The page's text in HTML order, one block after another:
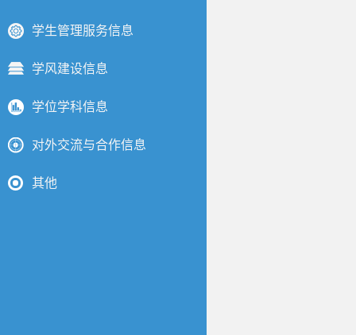
学生管理服务信息
学风建设信息
学位学科信息
对外交流与合作信息
其他